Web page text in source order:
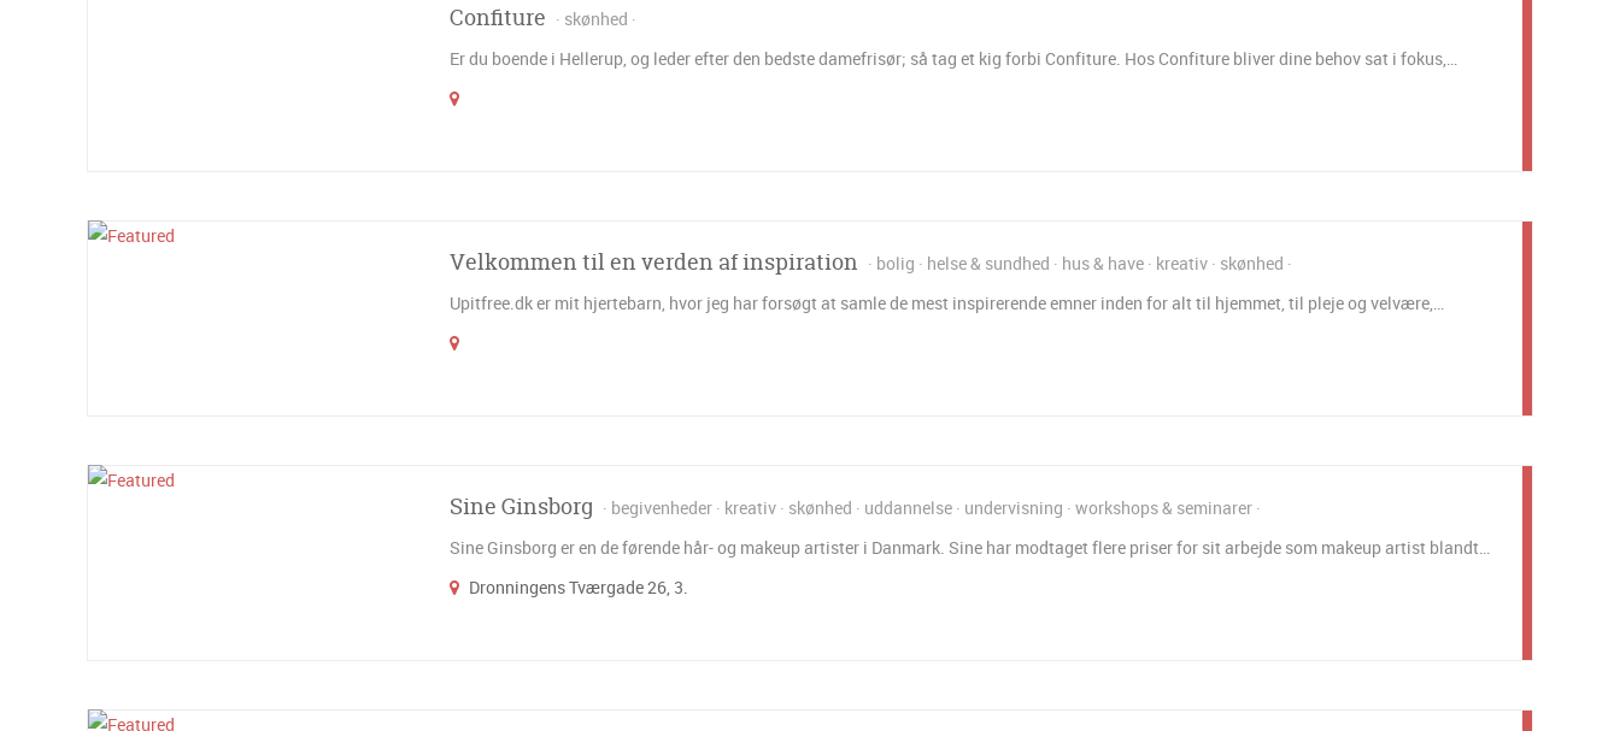
Confiture
skønhed
Er du boende i Hellerup, og leder efter den bedste damefrisør; så tag et kig forbi Confiture. Hos Confiture bliver dine behov sat i fokus,…
Velkommen til en verden af inspiration bolig helse & sundhed hus & have kreativ skønhed
Upitfree.dk er mit hjertebarn, hvor jeg har forsøgt at samle de mest inspirerende emner inden for alt til hjemmet, til pleje og velvære,…
Sine Ginsborg begivenheder kreativ skønhed uddannelse undervisning workshops & seminarer
Sine Ginsborg er en de førende hår- og makeup artister i Danmark. Sine har modtaget flere priser for sit arbejde som makeup artist blandt…
Dronningens Tværgade 26, 3.